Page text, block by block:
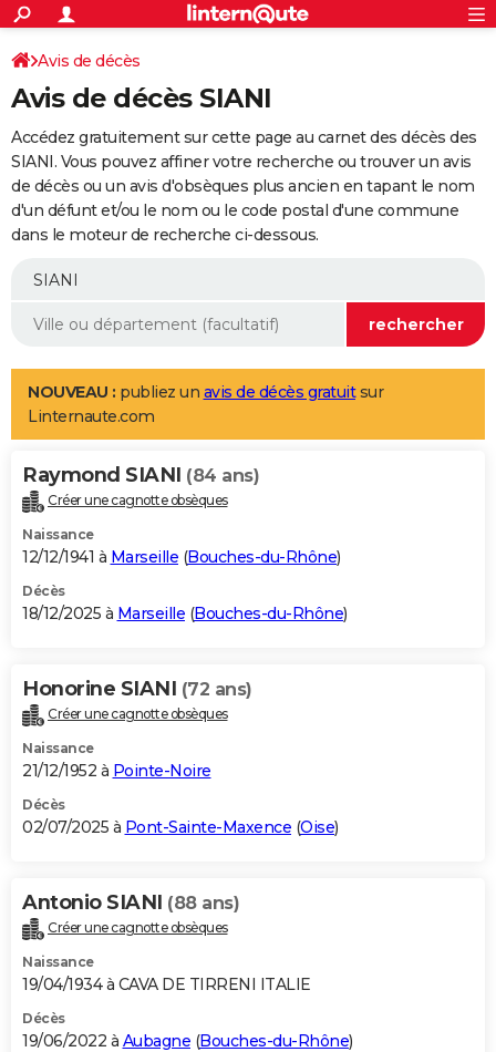
ACTUALITÉS
Politique
Société
Faits Divers
Education
Monde
Villes
+
SPORT
Coupe du monde 2026
Football
Tennis
Cyclisme
Rugby
Forum
Programme TV
TNT
Streaming
Cinéma
Sorties cinéma
Musique
+
FINANCE
Retraite
Impôts
Epargne
Immobilier
Risques naturels par ville
Banque
Assurance
Crédit
AUTO
Essais
Réserver un essai
Citadines
Berlines
SUV
Forum auto
+
Mobiles
Meilleur smartphone
Internet
Ordinateurs
Jeux vidéo
Guide high-tech
Aménagement intérieur
LIFESTYLE
Art de vivre
Bien-être
Loisirs
Mode
Modes de vie
Alimentation
Guide de la santé
Maladies
Médicaments
Sommeil
VOYAGE
Destinations
City break
Voyage nature
Voyage de noces
Forum
Climat
+PHOTO
GUIDES D'ACHAT
BONS PLANS
Carte de Noël
Carte Bonne année
Carte Saint-Valentin
Carte Pâques
Carte d'anniversaire
DICTIONNAIRE
Dictionnaire
Biographies
Citations
Expressions
Proverbes
PROGRAMME TV
S'inscrire
Se connecter
Lycées
Collèges
Primaires
Universités
Entreprises
Service militaire
Avis de recherche
AVIS DE DÉCÈS
Bricolage
Lifestyle
Culture
Sport
Auto
Television
Voyage
Cinema
Avis de décès
Avis de décès SIANI
Accédez gratuitement sur cette page au carnet des décès des
SIANI. Vous pouvez affiner votre recherche ou trouver un avis
de décès ou un avis d'obsèques plus ancien en tapant le nom
d'un défunt et/ou le nom ou le code postal d'une commune
dans le moteur de recherche ci-dessous.
NOUVEAU : publiez un avis de décès gratuitsur
Linternaute.com
Raymond SIANI (84 ans)
Créer une cagnotte obsèques
Naissance
12/12/1941 à Marseille (Bouches-du-Rhône)
Décès
18/12/2025 à Marseille (Bouches-du-Rhône)
Honorine SIANI (72 ans)
Créer une cagnotte obsèques
Naissance
21/12/1952 à Pointe-Noire
Décès
02/07/2025 à Pont-Sainte-Maxence (Oise)
Antonio SIANI (88 ans)
Créer une cagnotte obsèques
Naissance
19/04/1934 à CAVA DE TIRRENI ITALIE
Décès
19/06/2022 à Aubagne (Bouches-du-Rhône)